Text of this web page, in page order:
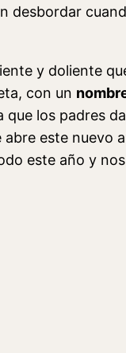
desbordar
y doliente
con un
los padres
este nuevo
este año y